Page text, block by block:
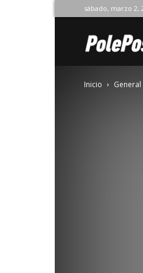
sábado, marzo 2,
Inicio General